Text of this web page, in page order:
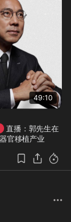
直播：郭先生在
官移植产业
49:10